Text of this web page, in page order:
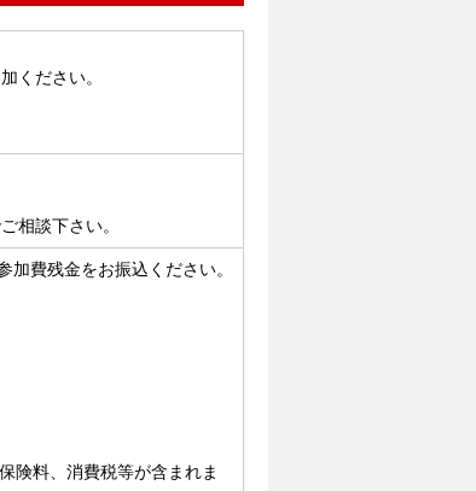
ください。
相談下さい。
費残金をお振込ください。
険料、消費税等が含まれま